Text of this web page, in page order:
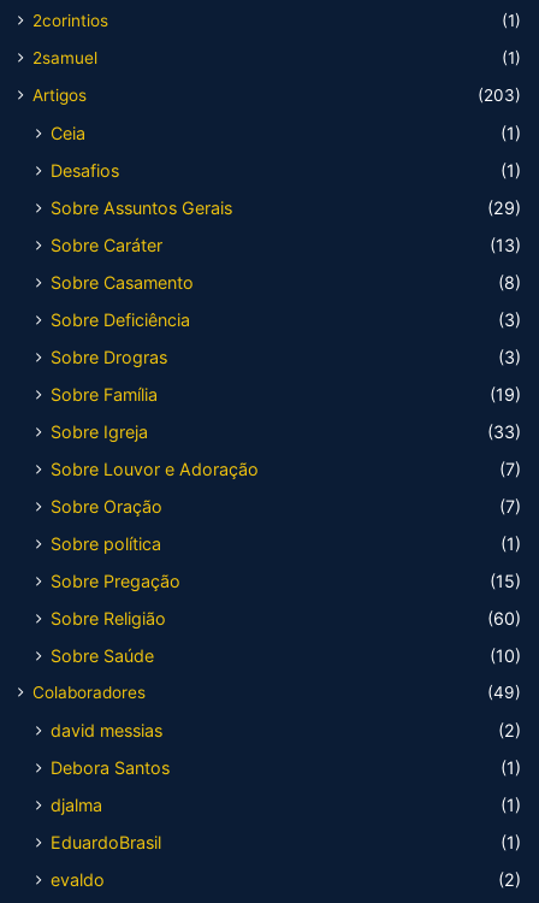
2corintios
(1)
2samuel
(1)
Artigos
(203)
Ceia
(1)
Desafios
(1)
Sobre Assuntos Gerais
(29)
Sobre Caráter
(13)
Sobre Casamento
(8)
Sobre Deficiência
(3)
Sobre Drogras
(3)
Sobre Família
(19)
Sobre Igreja
(33)
Sobre Louvor e Adoração
(7)
Sobre Oração
(7)
Sobre política
(1)
Sobre Pregação
(15)
Sobre Religião
(60)
Sobre Saúde
(10)
Colaboradores (49)
david messias
(2)
Debora Santos
(1)
djalma
(1)
EduardoBrasil
(1)
evaldo
(2)